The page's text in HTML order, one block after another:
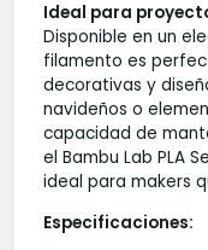
Ideal para
Disponible en un
filamento es
decorativas y
navideños o
capacidad de
el Bambu Lab PLA
ideal para makers
Especificaciones: